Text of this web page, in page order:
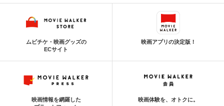
ムビチケ・映画グッズの
ECサイト
映画アプリの決定版！
映画情報を網羅した
映画体験を、オトクに。